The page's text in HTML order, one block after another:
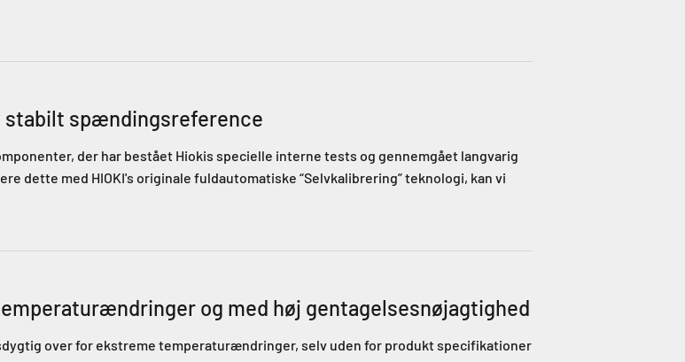
stabilt spændingsreference
der har bestået Hiokis specielle interne tests og gennemgået langvarig
dette med HIOKI's originale fuldautomatiske “Selvkalibrering” teknologi, kan vi
og med høj gentagelsesnøjagtighed
over for ekstreme temperaturændringer, selv uden for produkt specifikationer